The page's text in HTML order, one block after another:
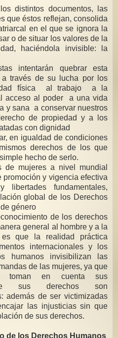
distintos documentos, las
que éstos reflejan, consolida
en el que se ignora la
o de situar los valores de la
haciéndola invisible: la
intentarán quebrar esta
través de su lucha por los
física al trabajo a la
al poder a una vida
y sana a conservar nuestros
de propiedad y a los
con dignidad
en igualdad de condiciones
derechos de los que
hecho de serlo.
de mujeres a nivel mundial
y vigencia efectiva
libertades fundamentales,
global de los Derechos
género
de los derechos
general al hombre y a la
que la realidad práctica
internacionales y los
humanos invisibilizan las
de las mujeres, ya que
toman en cuenta sus
sus derechos son
además de ser victimizadas
las injusticias sin que
de sus derechos.
de los Derechos Humanos